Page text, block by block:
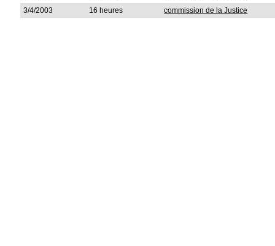
3/4/2003
16 heures commission de la Justice